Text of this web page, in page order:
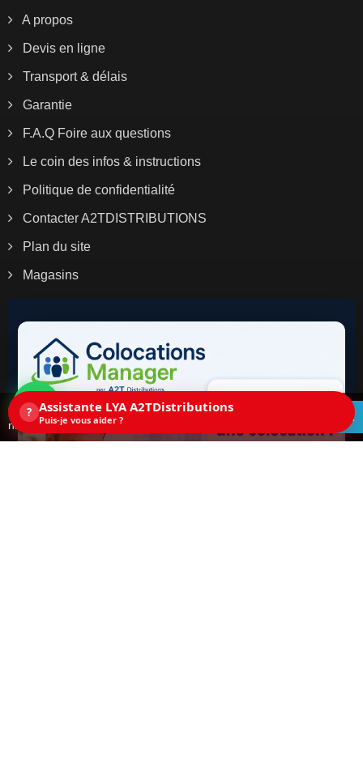
? Assistante LYA A2TDistributions
Puis-je vous aider ?
A propos
Devis en ligne
Transport & délais
Garantie
F.A.Q Foire aux questions
Le coin des infos & instructions
Politique de confidentialité
Contacter A2TDISTRIBUTIONS
Plan du site
Magasins
Ce site utilise des cookies. En continuant la
navigation sur ce site, vous acceptez les cookies.
ACCEPTEZ